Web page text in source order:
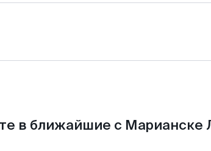
в ближайшие с Марианске